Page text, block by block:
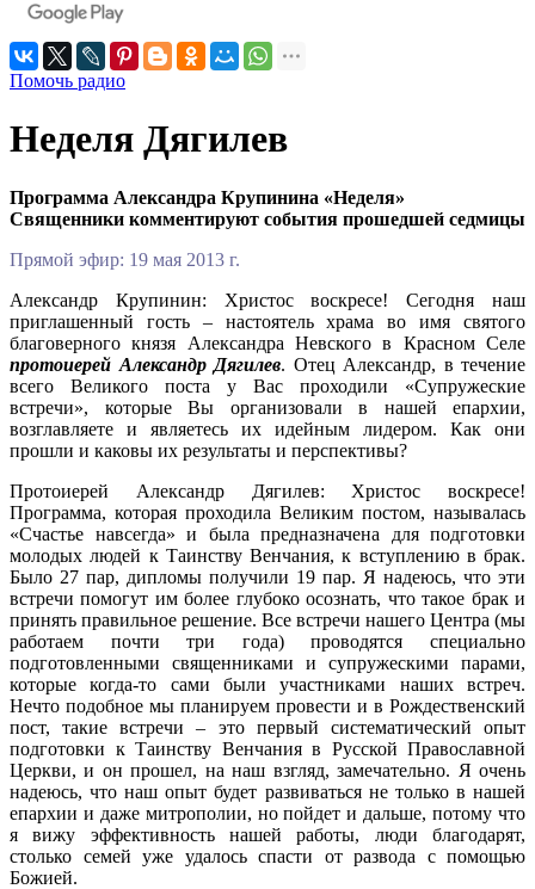
Помочь радио
Неделя Дягилев
Программа Александра Крупинина «Неделя»
Священники комментируют события прошедшей седмицы
Прямой эфир: 19 мая 2013 г.
Александр Крупинин: Христос воскресе! Сегодня наш
приглашенный гость – настоятель храма во имя святого
благоверного князя Александра Невского в Красном Селе
протоиерей Александр Дягилев. Отец Александр, в течение
всего Великого поста у Вас проходили «Супружеские
встречи», которые Вы организовали в нашей епархии,
возглавляете и являетесь их идейным лидером. Как они
прошли и каковы их результаты и перспективы?
Протоиерей Александр Дягилев: Христос воскресе!
Программа, которая проходила Великим постом, называлась
«Счастье навсегда» и была предназначена для подготовки
молодых людей к Таинству Венчания, к вступлению в брак.
Было 27 пар, дипломы получили 19 пар. Я надеюсь, что эти
встречи помогут им более глубоко осознать, что такое брак и
принять правильное решение. Все встречи нашего Центра (мы
работаем почти три года) проводятся специально
подготовленными священниками и супружескими парами,
которые когда-то сами были участниками наших встреч.
Нечто подобное мы планируем провести и в Рождественский
пост, такие встречи – это первый систематический опыт
подготовки к Таинству Венчания в Русской Православной
Церкви, и он прошел, на наш взгляд, замечательно. Я очень
надеюсь, что наш опыт будет развиваться не только в нашей
епархии и даже митрополии, но пойдет и дальше, потому что
я вижу эффективность нашей работы, люди благодарят,
столько семей уже удалось спасти от развода с помощью
Божией.